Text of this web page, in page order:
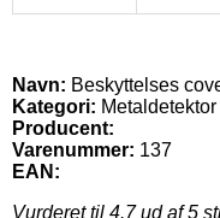
Navn: Beskyttelses
Kategori:
Producent:
Varenummer: 137
EAN:
Vurderet til 4.7ud af 5